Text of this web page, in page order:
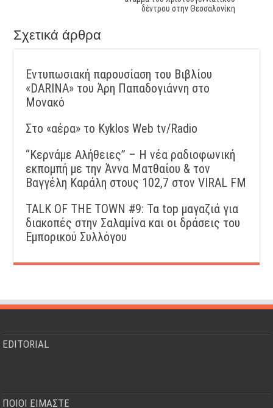
δέντρου στην Θεσσαλονίκη
Σχετικά άρθρα
Εντυπωσιακή παρουσίαση του Βιβλίου
«DARINA» του Άρη Παπαδογιάννη στο
Μονακό
Στο «αέρα» το Kyklos Web tv/Radio
“Kερνάμε Αλήθειες” – Η νέα ραδιοφωνική
εκπομπή με την Άννα Ματθαίου & τον
Βαγγέλη Καράλη στους 102,7 στον VIRAL FM
TALK OF THE TOWN #9: Τα top μαγαζιά για
διακοπές στην Σαλαμίνα και οι δράσεις του
Εμπορικού Συλλόγου
EDITORIAL
ΠΟΙΟΙ ΕΙΜΑΣΤΕ